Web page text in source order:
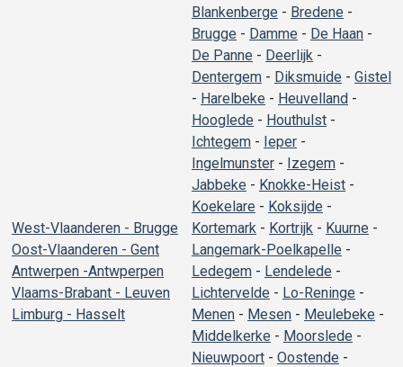
West-Vlaanderen - Brugge
Oost-Vlaanderen - Gent
Antwerpen -Antwperpen
Vlaams-Brabant - Leuven
Limburg - Hasselt
Blankenberge - Bredene -
Brugge - Damme - De Haan -
De Panne - Deerlijk -
Dentergem - Diksmuide - Gistel
- Harelbeke - Heuvelland -
Hooglede - Houthulst -
Ichtegem - Ieper -
Ingelmunster - Izegem -
Jabbeke - Knokke-Heist -
Koekelare - Koksijde -
Kortemark - Kortrijk - Kuurne -
Langemark-Poelkapelle -
Ledegem - Lendelede -
Lichtervelde - Lo-Reninge -
Menen - Mesen - Meulebeke -
Middelkerke - Moorslede -
Nieuwpoort - Oostende -